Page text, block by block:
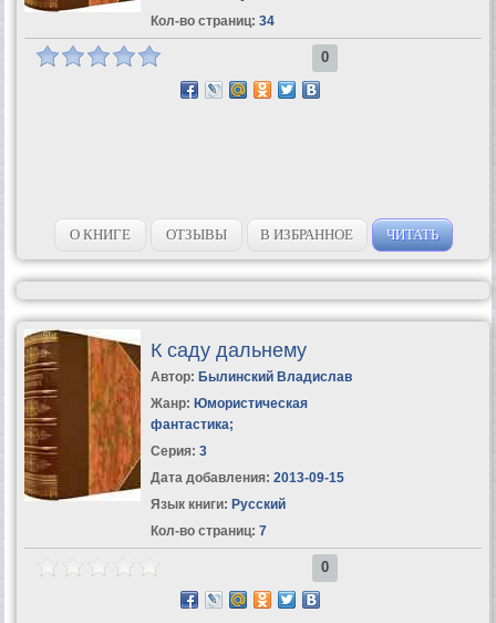
Кол-во страниц: 34
0
О КНИГЕ ОТЗЫВЫ В ИЗБРАННОЕ ЧИТАТЬ
К саду дальнему
Автор: Былинский Владислав
Жанр: Юмористическая
фантастика;
Серия: 3
Дата добавления: 2013-09-15
Язык книги: Русский
Кол-во страниц: 7
0